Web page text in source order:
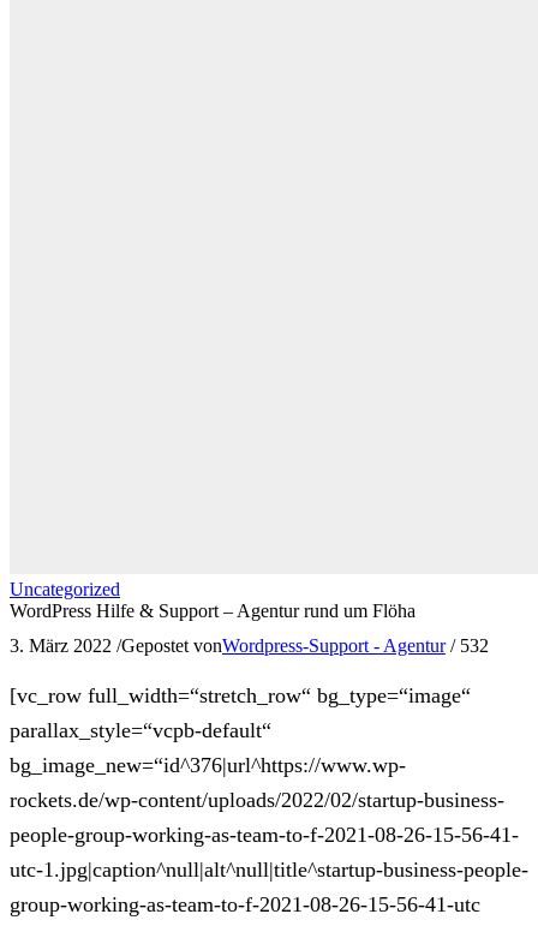
Uncategorized
WordPress Hilfe & Support – Agentur rund um Flöha
3. März 2022 /Gepostet vonWordpress-Support - Agentur / 532
[vc_row full_width=“stretch_row“ bg_type=“image“
parallax_style=“vcpb-default“
bg_image_new=“id^376|url^https://www.wp-
rockets.de/wp-content/uploads/2022/02/startup-business-
people-group-working-as-team-to-f-2021-08-26-15-56-41-
utc-1.jpg|caption^null|alt^null|title^startup-business-people-
group-working-as-team-to-f-2021-08-26-15-56-41-utc